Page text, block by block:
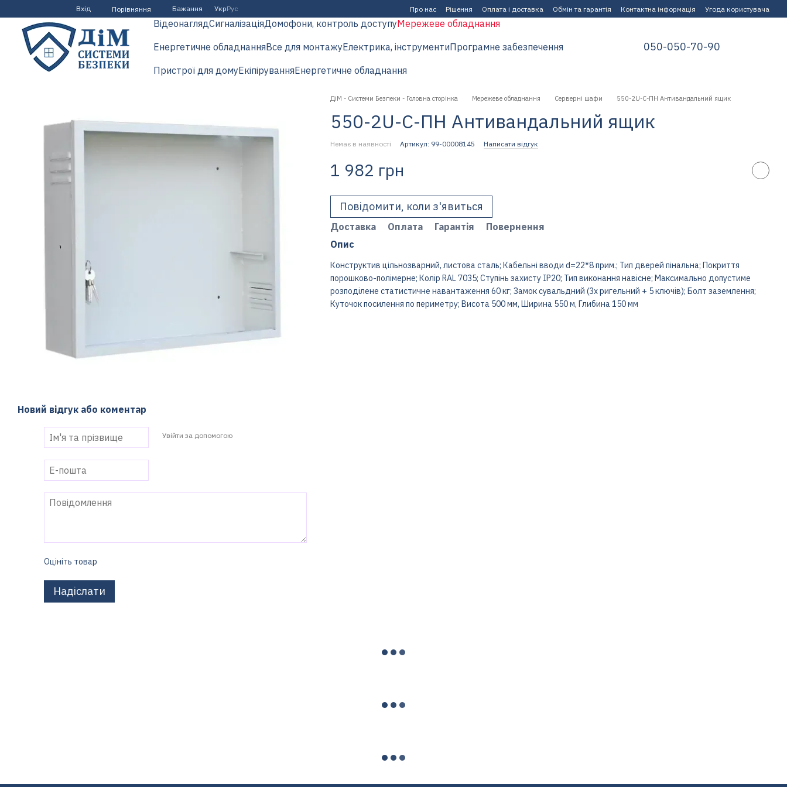
Перейти до основного контенту
Вхід Порівняння Бажання УкрРус Про нас Рішення Оплата і доставка Обмін та гарантія Контактна інформація Угода користувача
ВідеонаглядСигналізаціяДомофони, контроль доступуМережеве обладнання
Енергетичне обладнанняВсе для монтажуЕлектрика, інструментиПрограмне забезпечення
Пристрої для домуЕкіпіруванняЕнергетичне обладнання
050-050-70-90
Новий відгук або коментар
Увійти за допомогою
Оцініть товар
Надіслати
ДіМ - Системи Безпеки - Головна сторінка Мережеве обладнання Серверні шафи 550-2U-С-ПН Антивандальний ящик
550-2U-С-ПН Антивандальний ящик
Немає в наявності Артикул: 99-00008145 Написати відгук
1 982 грн
Повідомити, коли з'явиться
Доставка Оплата Гарантія
Повернення
Опис
Конструктив цільнозварний, листова сталь; Кабельні вводи d=22*8 прим.; Тип дверей пінальна; Покриття
порошково-полімерне; Колір RAL 7035; Ступінь захисту IP20; Тип виконання навісне; Максимально допустиме
розподілене статистичне навантаження 60 кг; Замок сувальдний (3х ригельний + 5 ключів); Болт заземлення;
Куточок посилення по периметру; Висота 500 мм, Ширина 550 м, Глибина 150 мм